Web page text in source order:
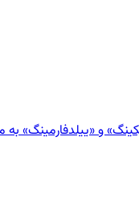
و «ییلدفارمینگ»